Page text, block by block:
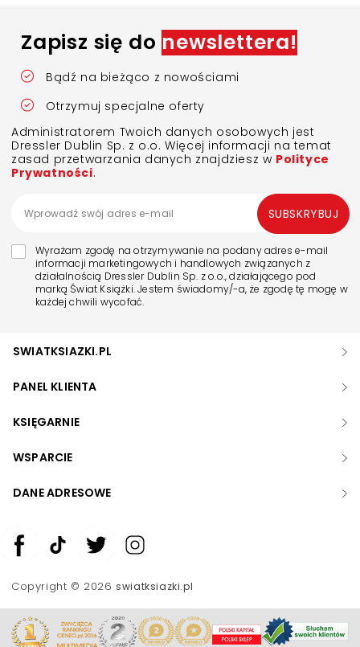
Zapisz się do newslettera!
Bądź na bieżąco z nowościami
Otrzymuj specjalne oferty
Administratorem Twoich danych osobowych jest
Dressler Dublin Sp. z o.o. Więcej informacji na temat
zasad przetwarzania danych znajdziesz w Polityce
Prywatności.
Wyrażam zgodę na otrzymywanie na podany adres e-mail
informacji marketingowych i handlowych związanych z
działalnością Dressler Dublin Sp. z o.o., działającego pod
marką Świat Książki. Jestem świadomy/-a, że zgodę tę mogę w
każdej chwili wycofać.
SUBSKRYBUJ
SWIATKSIAZKI.PL
PANEL KLIENTA
KSIĘGARNIE
WSPARCIE
DANE ADRESOWE
Copyright © 2026swiatksiazki.pl
Zwiększ rozmiar czcionki
Skala szarości